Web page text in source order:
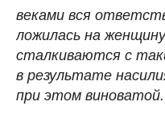
веками вся
ложилась на
сталкиваются с
в результате
при этом виноватой.